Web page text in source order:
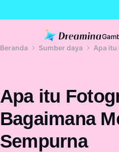
Beranda
Sumber daya Apa itu
Apa itu
Bagaimana
Sempurna